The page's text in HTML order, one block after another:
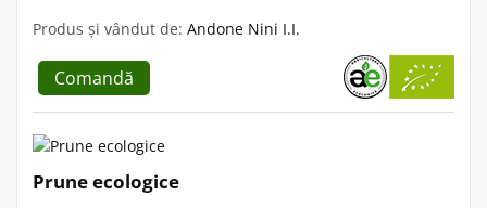
Produs și vândut de: Andone Nini I.I.
Comandă
Prune ecologice